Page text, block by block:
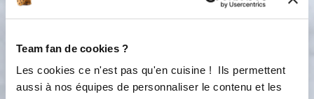
Team fan de cookies ?
Les cookies ce n'est pas qu'en cuisine ! Ils permettent
aussi à nos équipes de personnaliser le contenu et les
beaucoup le chocolat alors nous ne
Bon appétit !